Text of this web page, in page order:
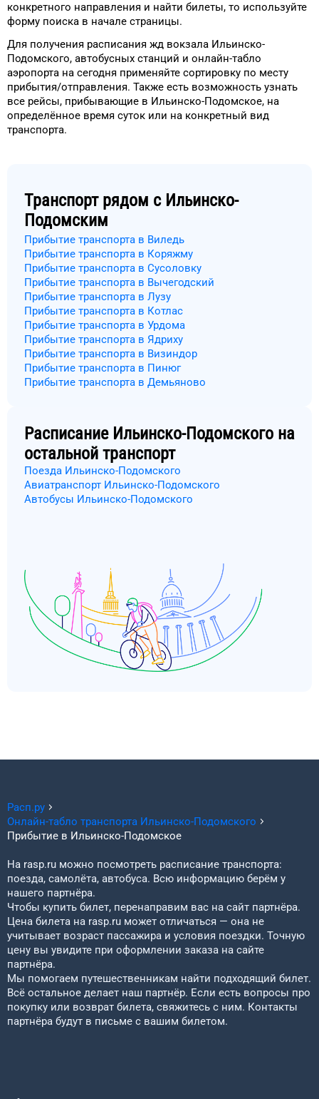
конкретного направления и найти билеты, то используйте
форму поиска в начале страницы.
Для получения расписания жд вокзала Ильинско-
Подомского, автобусных станций и онлайн-табло
аэропорта на сегодня применяйте сортировку по месту
прибытия/отправления. Также есть возможность узнать
все рейсы, прибывающие в Ильинско-Подомское, на
определённое время суток или на конкретный вид
транспорта.
Транспорт рядом с Ильинско-
Подомским
Прибытие транспорта в Виледь
Прибытие транспорта в Коряжму
Прибытие транспорта в Сусоловку
Прибытие транспорта в Вычегодский
Прибытие транспорта в Лузу
Прибытие транспорта в Котлас
Прибытие транспорта в Урдома
Прибытие транспорта в Ядриху
Прибытие транспорта в Визиндор
Прибытие транспорта в Пинюг
Прибытие транспорта в Демьяново
Расписание Ильинско-Подомского на
остальной транспорт
Поезда Ильинско-Подомского
Авиатранспорт Ильинско-Подомского
Автобусы Ильинско-Подомского
Расп.ру
Онлайн-табло транспорта Ильинско-Подомского
Прибытие в Ильинско-Подомское
На rasp.ru можно посмотреть расписание транспорта:
поезда, самолёта, автобуса. Всю информацию берём у
нашего партнёра.
Чтобы купить билет, перенаправим вас на сайт партнёра.
Цена билета на rasp.ru может отличаться — она не
учитывает возраст пассажира и условия поездки. Точную
цену вы увидите при оформлении заказа на сайте
партнёра.
Мы помогаем путешественникам найти подходящий билет.
Всё остальное делает наш партнёр. Если есть вопросы про
покупку или возврат билета, свяжитесь с ним. Контакты
партнёра будут в письме с вашим билетом.